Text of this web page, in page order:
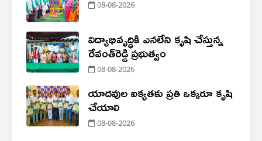
08-08-2026
విద్యాభివృద్ధికి ఎనలేని కృషి చేస్తున్న
రేవంత్‌రెడ్డి ప్రభుత్వం
08-08-2026
యాదవుల ఐక్యతకు ప్రతి ఒక్కరూ కృషి
చేయాలి
08-08-2026